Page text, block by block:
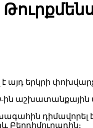
աշխատանքային
դիմավորել